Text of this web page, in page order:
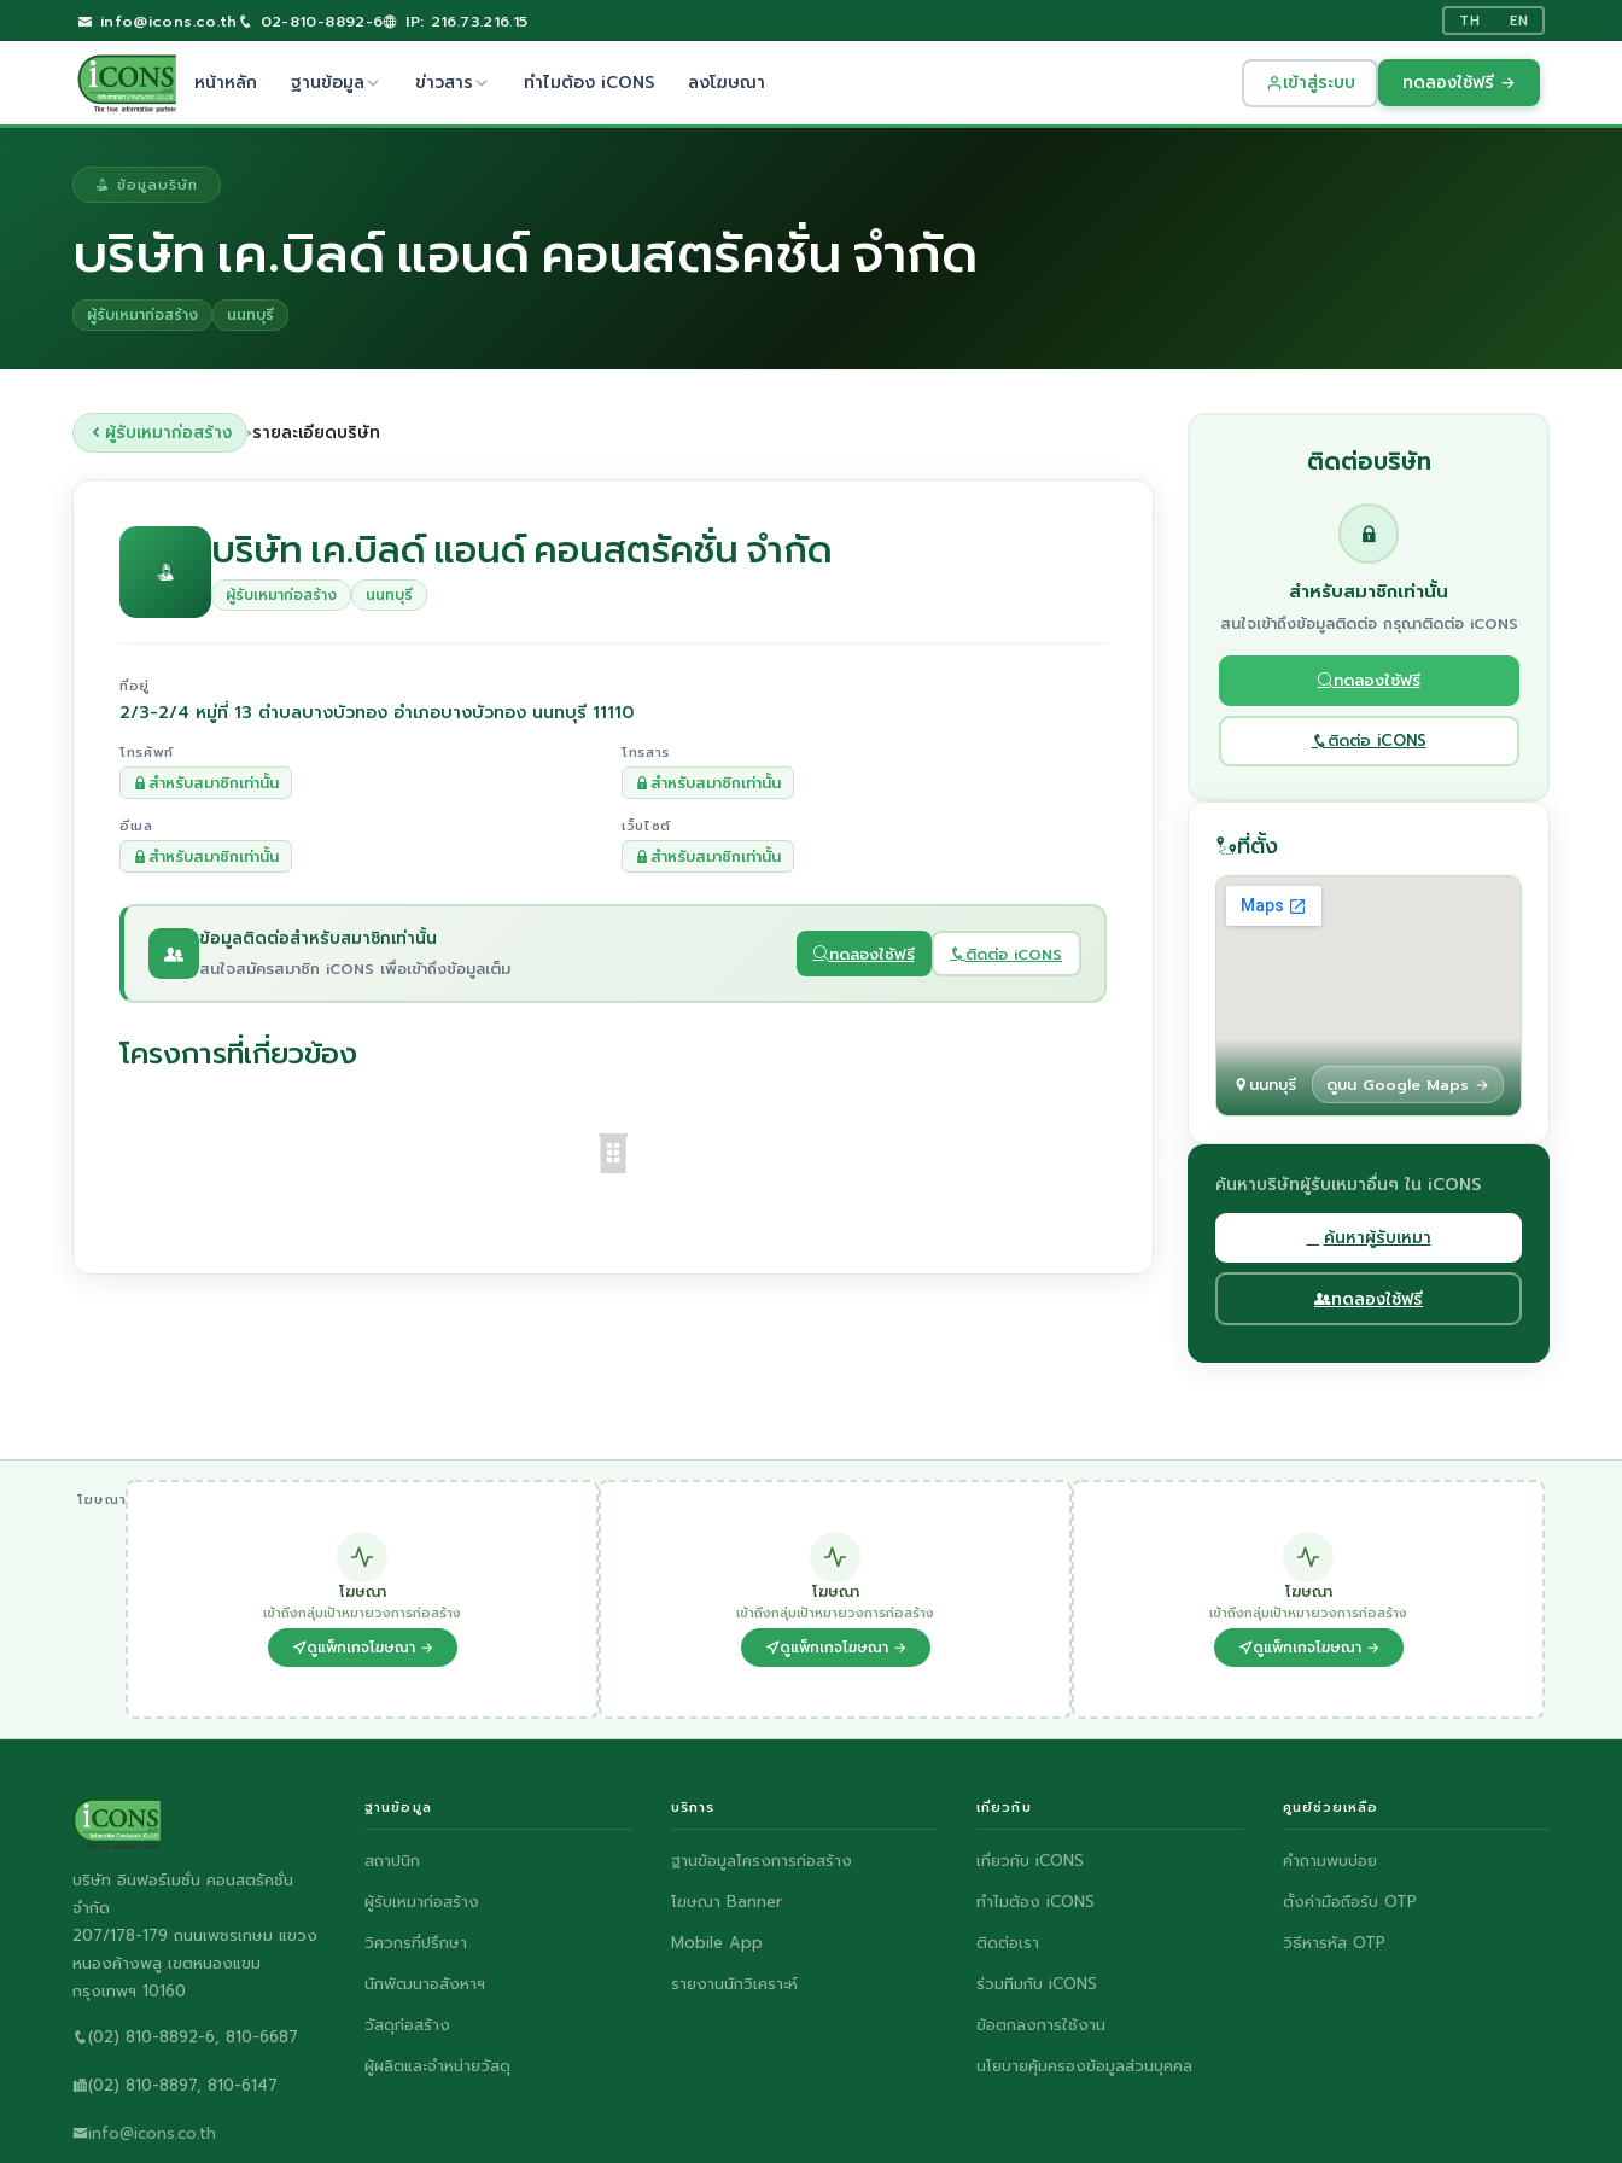
info@icons.co.th 02-810-8892-6 IP: 216.73.216.15 TH EN
หน้าหลัก ฐานข้อมูล ข่าวสาร ทำไมต้อง iCONS ลงโฆษณา เข้าสู่ระบบ ทดลองใช้ฟรี →
ข้อมูลบริษัท
บริษัท เค.บิลด์ แอนด์ คอนสตรัคชั่น จำกัด
ผู้รับเหมาก่อสร้าง นนทบุรี
ผู้รับเหมาก่อสร้าง ›รายละเอียดบริษัท
บริษัท เค.บิลด์ แอนด์ คอนสตรัคชั่น จำกัด
ผู้รับเหมาก่อสร้าง นนทบุรี
ที่อยู่
2/3-2/4 หมู่ที่ 13 ตำบลบางบัวทอง อำเภอบางบัวทอง นนทบุรี 11110
โทรศัพท์
สำหรับสมาชิกเท่านั้น
โทรสาร
สำหรับสมาชิกเท่านั้น
อีเมล
สำหรับสมาชิกเท่านั้น
เว็บไซต์
สำหรับสมาชิกเท่านั้น
ข้อมูลติดต่อสำหรับสมาชิกเท่านั้น
สนใจสมัครสมาชิก iCONS เพื่อเข้าถึงข้อมูลเต็ม
ทดลองใช้ฟรี ติดต่อ iCONS
โครงการที่เกี่ยวข้อง
ติดต่อบริษัท
สำหรับสมาชิกเท่านั้น
สนใจเข้าถึงข้อมูลติดต่อ กรุณาติดต่อ iCONS
ทดลองใช้ฟรี
ติดต่อ iCONS
ที่ตั้ง
นนทบุรี ดูบน Google Maps →
ค้นหาบริษัทผู้รับเหมาอื่นๆ ใน iCONS
ค้นหาผู้รับเหมา
ทดลองใช้ฟรี
โฆษณา
โฆษณา
เข้าถึงกลุ่มเป้าหมายวงการก่อสร้าง
ดูแพ็กเกจโฆษณา →
โฆษณา
เข้าถึงกลุ่มเป้าหมายวงการก่อสร้าง
ดูแพ็กเกจโฆษณา →
โฆษณา
เข้าถึงกลุ่มเป้าหมายวงการก่อสร้าง
ดูแพ็กเกจโฆษณา →
บริษัท อินฟอร์เมชั่น คอนสตรัคชั่น
จำกัด
207/178-179 ถนนเพชรเกษม แขวง
หนองค้างพลู เขตหนองแขม
กรุงเทพฯ 10160
(02) 810-8892-6, 810-6687
(02) 810-8897, 810-6147
info@icons.co.th
ฐานข้อมูล
สถาปนิก
ผู้รับเหมาก่อสร้าง
วิศวกรที่ปรึกษา
นักพัฒนาอสังหาฯ
วัสดุก่อสร้าง
ผู้ผลิตและจำหน่ายวัสดุ
บริการ
ฐานข้อมูลโครงการก่อสร้าง
โฆษณา Banner
Mobile App
รายงานนักวิเคราะห์
เกี่ยวกับ
เกี่ยวกับ iCONS
ทำไมต้อง iCONS
ติดต่อเรา
ร่วมทีมกับ iCONS
ข้อตกลงการใช้งาน
นโยบายคุ้มครองข้อมูลส่วนบุคคล
ศูนย์ช่วยเหลือ
คำถามพบบ่อย
ตั้งค่ามือถือรับ OTP
วิธีหารหัส OTP